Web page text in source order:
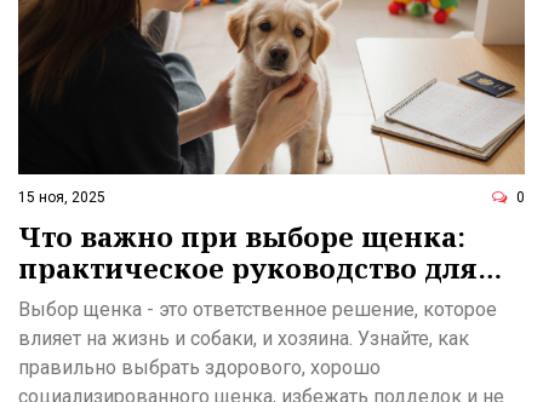
15 ноя, 2025 0
Что важно при выборе щенка:
практическое руководство для
новичков
Выбор щенка - это ответственное решение, которое
влияет на жизнь и собаки, и хозяина. Узнайте, как
правильно выбрать здорового, хорошо
социализированного щенка, избежать подделок и не